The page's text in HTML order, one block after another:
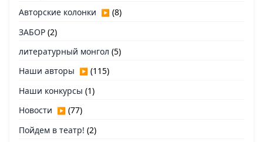
Авторские колонки ▶ (8)
ЗАБОР (2)
литературный монгол (5)
Наши авторы ▶ (115)
Наши конкурсы (1)
Новости ▶ (77)
Пойдем в театр! (2)